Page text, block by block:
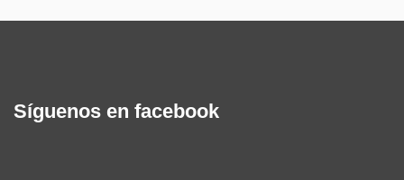
Síguenos en facebook